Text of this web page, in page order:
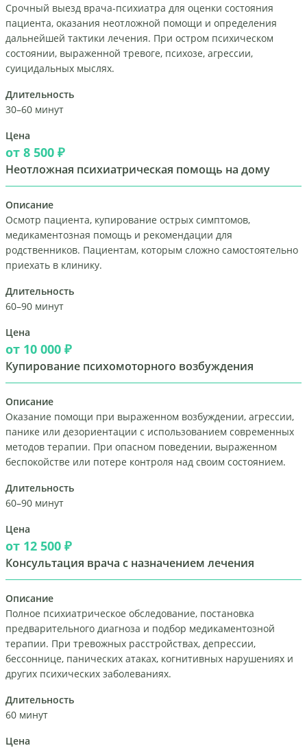
Срочный выезд врача-психиатра для оценки состояния
пациента, оказания неотложной помощи и определения
дальнейшей тактики лечения. При остром психическом
состоянии, выраженной тревоге, психозе, агрессии,
суицидальных мыслях.
Длительность
30–60 минут
Цена
от 8 500 ₽
Неотложная психиатрическая помощь на дому
Описание
Осмотр пациента, купирование острых симптомов,
медикаментозная помощь и рекомендации для
родственников. Пациентам, которым сложно самостоятельно
приехать в клинику.
Длительность
60–90 минут
Цена
от 10 000 ₽
Купирование психомоторного возбуждения
Описание
Оказание помощи при выраженном возбуждении, агрессии,
панике или дезориентации с использованием современных
методов терапии. При опасном поведении, выраженном
беспокойстве или потере контроля над своим состоянием.
Длительность
60–90 минут
Цена
от 12 500 ₽
Консультация врача с назначением лечения
Описание
Полное психиатрическое обследование, постановка
предварительного диагноза и подбор медикаментозной
терапии. При тревожных расстройствах, депрессии,
бессоннице, панических атаках, когнитивных нарушениях и
других психических заболеваниях.
Длительность
60 минут
Цена